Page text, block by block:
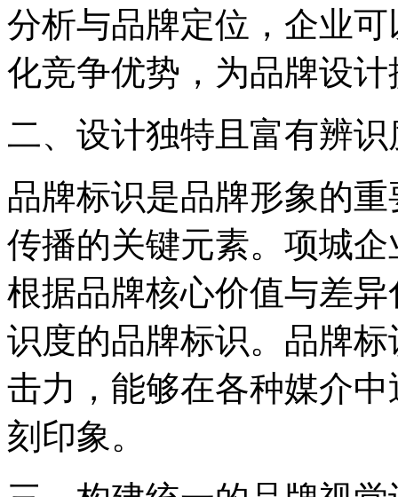
分析与品牌定位，企业
化竞争优势，为品牌设
二、设计独特且富有辨
品牌标识是品牌形象的
传播的关键元素。项城
根据品牌核心价值与差
识度的品牌标识。品牌
击力，能够在各种媒介
刻印象。